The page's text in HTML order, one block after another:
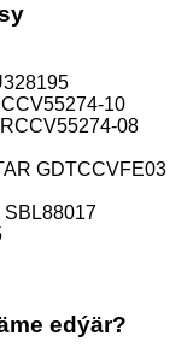
10
08
GDTCCVFE03
SBL88017
edýär?